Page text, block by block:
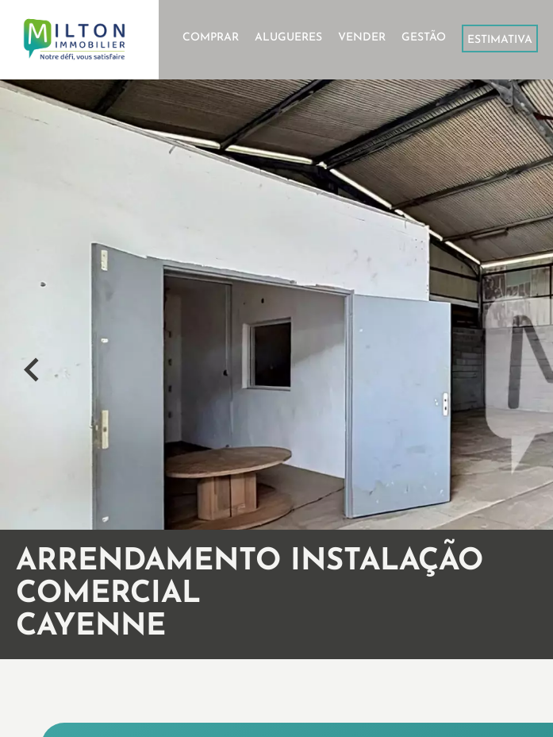
COMPRAR ALUGUERES VENDER GESTÃO ESTIMATIVA
ARRENDAMENTO INSTALAÇÃO
COMERCIAL
CAYENNE